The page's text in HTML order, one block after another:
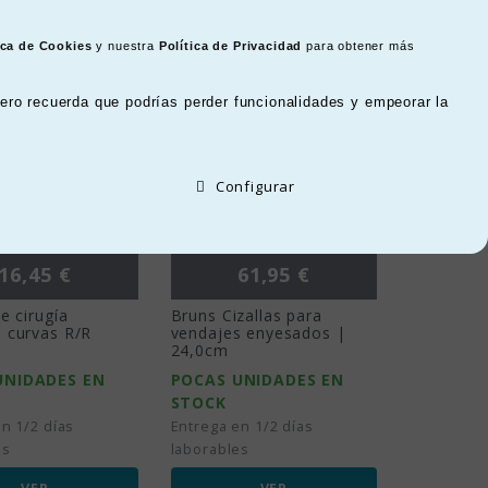
de Cookies y nuestra Política de Privacidad para obtener más
recuerda que podrías perder funcionalidades y empeorar la
Configurar
Precio
16,45 €
cirugía
curvas R/R
EN
1/2 días
Precio
61,95 €
Bruns Cizallas para
vendajes enyesados |
24,0cm
POCAS UNIDADES EN
STOCK
Entrega en 1/2 días
laborables